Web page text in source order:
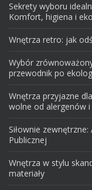
Sekrety wyboru
Komfort, higiena i
Wnętrza retro: jak
Wybór
przewodnik po
Wnętrza przyjazne
wolne od alergenów
Siłownie
Publicznej
Wnętrza w stylu
materiały